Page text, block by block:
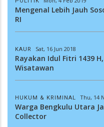
Mengenal Lebih Jauh
RI
KAUR Sat, 16 Jun 2018
Rayakan Idul Fitri 1439
Wisatawan
HUKUM & KRIMINAL Thu, 14
Warga Bengkulu Utara
Collector